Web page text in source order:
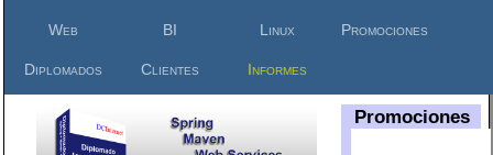
Web BI Linux Promociones
Diplomados Clientes Informes
Promociones